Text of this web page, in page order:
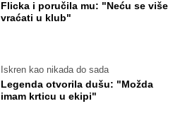
Flicka i poručila mu: "Neću se više
vraćati u klub"
Iskren kao nikada do sada
Legenda otvorila dušu: "Možda
imam krticu u ekipi"